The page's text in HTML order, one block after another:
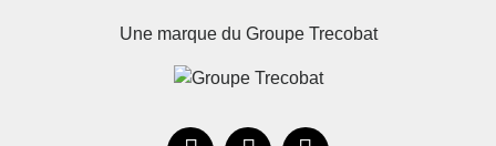
Occitanie
Parrainez un proche!
Une marque du Groupe Trecobat